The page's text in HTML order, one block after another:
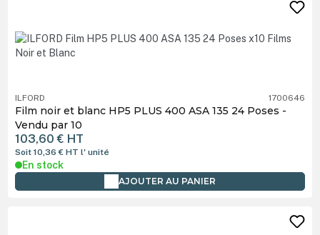
ILFORD 1700646
Film noir et blanc HP5 PLUS 400 ASA 135 24 Poses -
Vendu par 10
103,60 € HT
Soit 10,36 €HTl' unité
En stock
AJOUTER AU PANIER